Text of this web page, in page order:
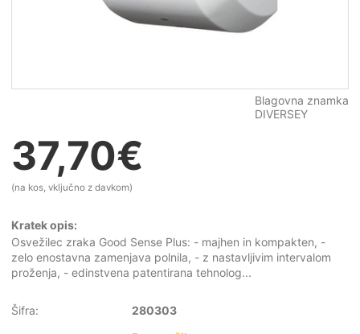
Blagovna znamka
DIVERSEY
37,70€
(na kos, vključno z davkom)
Kratek opis:
Osvežilec zraka Good Sense Plus: - majhen in kompakten, -
zelo enostavna zamenjava polnila, - z nastavljivim intervalom
proženja, - edinstvena patentirana tehnolog...
Šifra: 280303